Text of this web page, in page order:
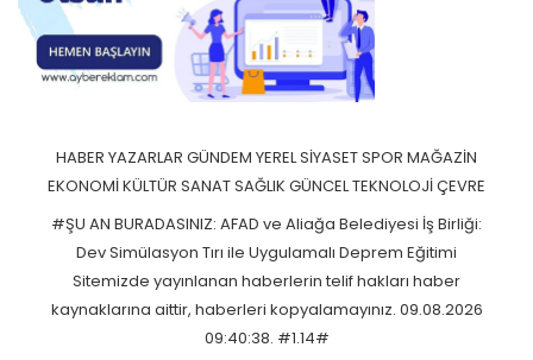
HABER YAZARLAR GÜNDEM YERELSİYASETSPOR MAĞAZİN
EKONOMİKÜLTÜR SANATSAĞLIK GÜNCELTEKNOLOJİÇEVRE
#ŞU AN BURADASINIZ: AFAD ve Aliağa Belediyesi İş Birliği:
Dev Simülasyon Tırı ile Uygulamalı Deprem Eğitimi
Sitemizde yayınlanan haberlerin telif hakları haber
kaynaklarına aittir, haberleri kopyalamayınız. 09.08.2026
09:40:38. #1.14#